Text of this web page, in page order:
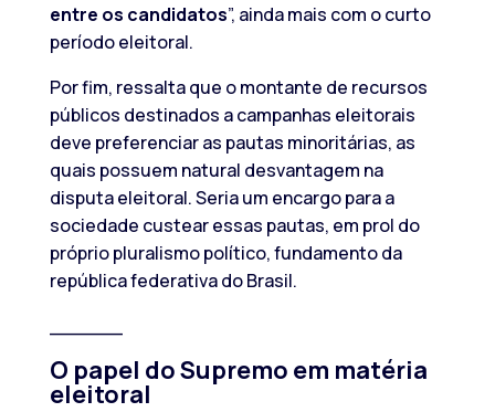
entre os candidatos”, ainda mais com o curto
período eleitoral.
Por fim, ressalta que o montante de recursos
públicos destinados a campanhas eleitorais
deve preferenciar as pautas minoritárias, as
quais possuem natural desvantagem na
disputa eleitoral. Seria um encargo para a
sociedade custear essas pautas, em prol do
próprio pluralismo político, fundamento da
república federativa do Brasil.
O papel do Supremo em matéria
eleitoral